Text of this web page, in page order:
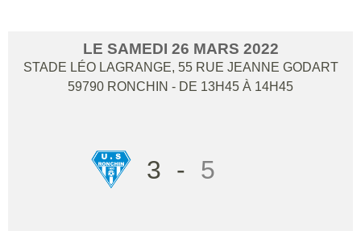
LE SAMEDI 26 MARS 2022
STADE LÉO LAGRANGE, 55 RUE JEANNE GODART
59790 RONCHIN - DE 13H45 À 14H45
3 - 5